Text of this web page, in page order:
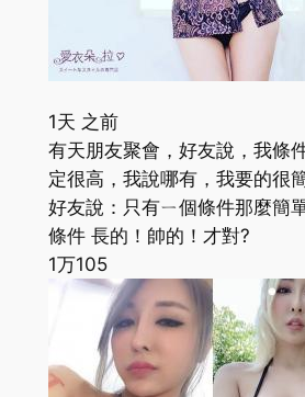
1天 之前
有天朋友聚會，好友說，我條
定很高，我說哪有，我要的很
好友說：只有ㄧ個條件那麼簡
條件 長的！帥的！才對?
1万105